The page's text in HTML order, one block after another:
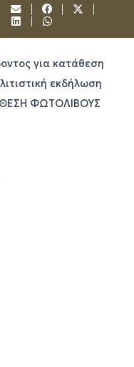
για κατάθεση
εκδήλωση
ΦΩΤΟΛΙΒΟΥΣ